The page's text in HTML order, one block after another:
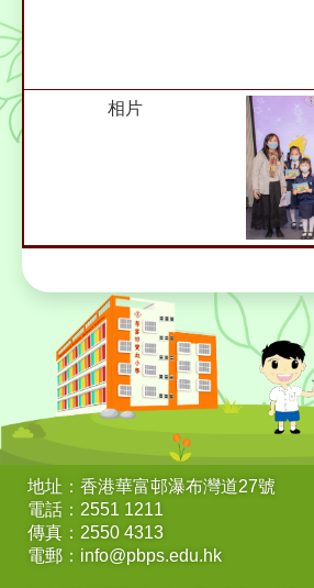
地址：香港華富邨瀑布灣道27號
電話：2551 1211
傳真：2550 4313
電郵：info@pbps.edu.hk